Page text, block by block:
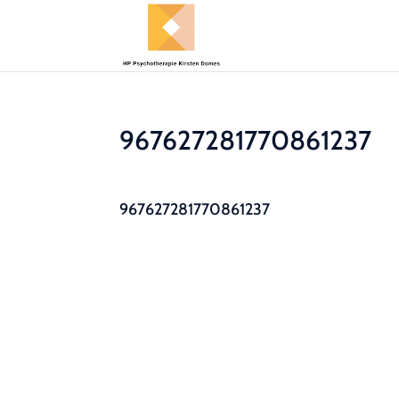
967627281770861237
967627281770861237